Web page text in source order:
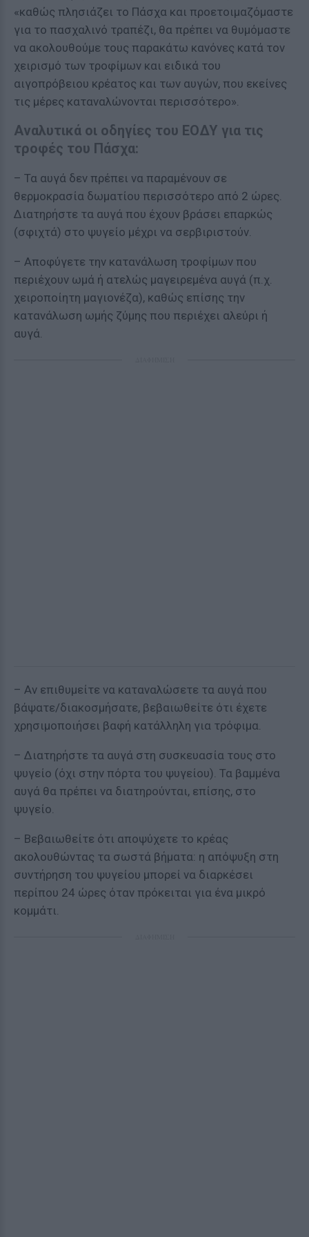
«καθώς πλησιάζει το Πάσχα και προετοιμαζόμαστε
για το πασχαλινό τραπέζι, θα πρέπει να θυμόμαστε
να ακολουθούμε τους παρακάτω κανόνες κατά τον
χειρισμό των τροφίμων και ειδικά του
αιγοπρόβειου κρέατος και των αυγών, που εκείνες
τις μέρες καταναλώνονται περισσότερο».
Αναλυτικά οι οδηγίες του ΕΟΔΥ για τις
τροφές του Πάσχα:
– Τα αυγά δεν πρέπει να παραμένουν σε
θερμοκρασία δωματίου περισσότερο από 2 ώρες.
Διατηρήστε τα αυγά που έχουν βράσει επαρκώς
(σφιχτά) στο ψυγείο μέχρι να σερβιριστούν.
– Αποφύγετε την κατανάλωση τροφίμων που
περιέχουν ωμά ή ατελώς μαγειρεμένα αυγά (π.χ.
χειροποίητη μαγιονέζα), καθώς επίσης την
κατανάλωση ωμής ζύμης που περιέχει αλεύρι ή
αυγά.
– Αν επιθυμείτε να καταναλώσετε τα αυγά που
βάψατε/διακοσμήσατε, βεβαιωθείτε ότι έχετε
χρησιμοποιήσει βαφή κατάλληλη για τρόφιμα.
– Διατηρήστε τα αυγά στη συσκευασία τους στο
ψυγείο (όχι στην πόρτα του ψυγείου). Τα βαμμένα
αυγά θα πρέπει να διατηρούνται, επίσης, στο
ψυγείο.
– Βεβαιωθείτε ότι αποψύχετε το κρέας
ακολουθώντας τα σωστά βήματα: η απόψυξη στη
συντήρηση του ψυγείου μπορεί να διαρκέσει
περίπου 24 ώρες όταν πρόκειται για ένα μικρό
κομμάτι.